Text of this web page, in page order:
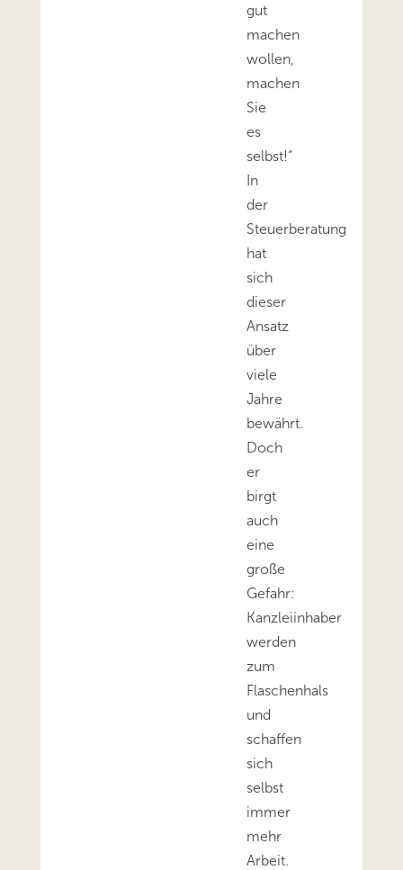
gut
machen
wollen,
machen
Sie
es
selbst!“
In
der
Steuerberatung
hat
sich
dieser
Ansatz
über
viele
Jahre
bewährt.
Doch
er
birgt
auch
eine
große
Gefahr:
Kanzleiinhaber
werden
zum
Flaschenhals
und
schaffen
sich
selbst
immer
mehr
Arbeit.